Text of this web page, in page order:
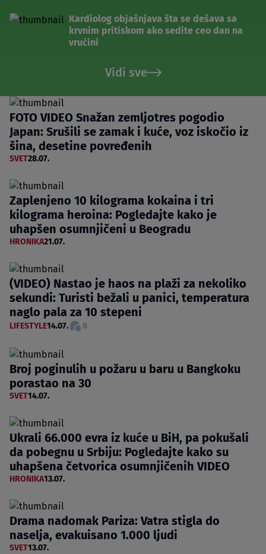
Kardiolog objašnjava šta se dešava sa
krvnim pritiskom ako sedite ceo dan na
vrućini
Vidi sve
FOTO VIDEO Snažan zemljotres pogodio
Japan: Srušili se zamak i kuće, voz iskočio iz
šina, desetine povređenih
SVET28.07.
Zaplenjeno 10 kilograma kokaina i tri
kilograma heroina: Pogledajte kako je
uhapšen osumnjičeni u Beogradu
HRONIKA21.07.
(VIDEO) Nastao je haos na plaži za nekoliko
sekundi: Turisti bežali u panici, temperatura
naglo pala za 10 stepeni
LIFESTYLE14.07. 8
Broj poginulih u požaru u baru u Bangkoku
porastao na 30
SVET14.07.
Ukrali 66.000 evra iz kuće u BiH, pa pokušali
da pobegnu u Srbiju: Pogledajte kako su
uhapšena četvorica osumnjičenih VIDEO
HRONIKA13.07.
Drama nadomak Pariza: Vatra stigla do
naselja, evakuisano 1.000 ljudi
SVET13.07.